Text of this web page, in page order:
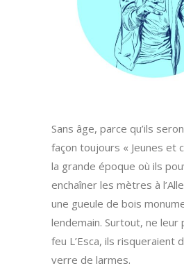
Sans âge, parce qu’ils
façon toujours « Jeunes et
la grande époque où ils
enchaîner les mètres à
une gueule de bois
lendemain. Surtout, ne leur
feu L’Esca, ils risqueraient
verre de larmes.